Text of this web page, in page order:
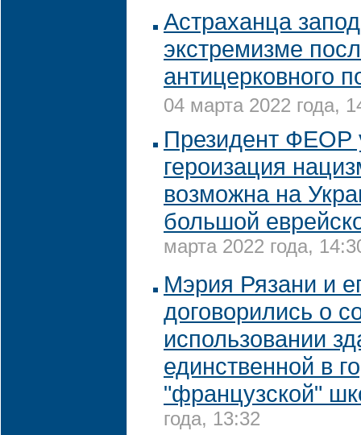
Астраханца
экстремизме
антицерковного
04 марта 2022 года,
Президент ФЕОР
героизация
возможна на
большой
марта 2022 года,
Мэрия Рязани и
договорились о
использовании
единственной в
"французской"
года, 13:32